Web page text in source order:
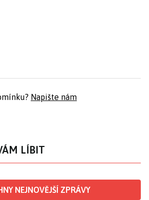
Napište nám
LÍBIT
NEJNOVĚJŠÍ ZPRÁVY